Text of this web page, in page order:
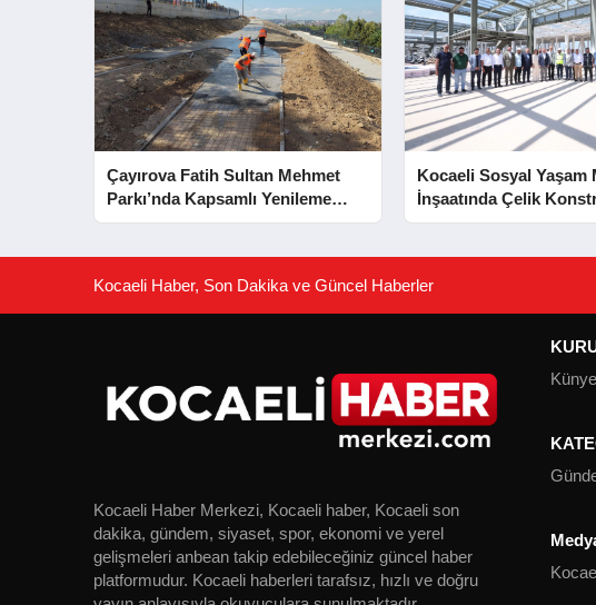
Çayırova Fatih Sultan Mehmet
Parkı’nda Kapsamlı Yenileme
Başladı
Kocaeli Sosyal Yaşam
İnşaatında Çelik
Aşaması Tamamlandı
Kocaeli Haber, Son Dakika ve Güncel Haberler
Kocaeli Haber Merkezi, Kocaeli haber, Kocaeli son
dakika, gündem, siyaset, spor, ekonomi ve yerel
gelişmeleri anbean takip edebileceğiniz güncel haber
platformudur. Kocaeli haberleri tarafsız, hızlı ve doğru
Künye